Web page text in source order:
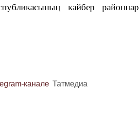
кайбер
канале Татмедиа